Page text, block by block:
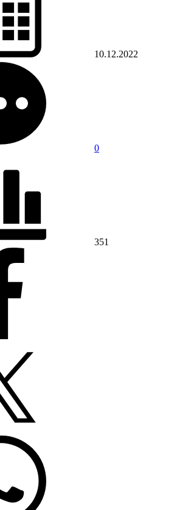
10.12.2022
0
351